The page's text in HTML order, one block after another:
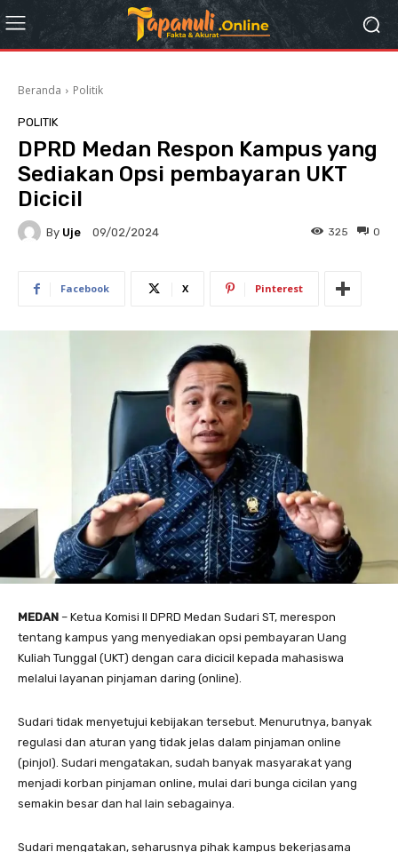
Beranda Politik
POLITIK
DPRD Medan Respon Kampus yang
Sediakan Opsi pembayaran UKT
Dicicil
By Uje 09/02/2024 0
325
Facebook X Pinterest
MEDAN – Ketua Komisi II DPRD Medan Sudari ST, merespon
tentang kampus yang menyediakan opsi pembayaran Uang
Kuliah Tunggal (UKT) dengan cara dicicil kepada mahasiswa
melalui layanan pinjaman daring (online).
Sudari tidak menyetujui kebijakan tersebut. Menurutnya, banyak
regulasi dan aturan yang tidak jelas dalam pinjaman online
(pinjol). Sudari mengatakan, sudah banyak masyarakat yang
menjadi korban pinjaman online, mulai dari bunga cicilan yang
semakin besar dan hal lain sebagainya.
Sudari mengatakan, seharusnya pihak kampus bekerjasama